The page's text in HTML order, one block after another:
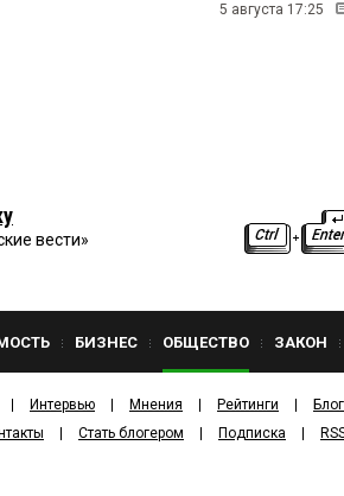
5 августа 17:25
вести»
БИЗНЕС ОБЩЕСТВО ЗАКОН
Интервью Мнения Рейтинги
Стать блогером Подписка